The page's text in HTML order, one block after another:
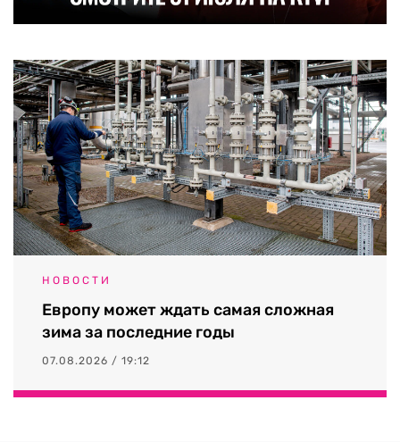
НОВОСТИ
Европу может ждать самая сложная
зима за последние годы
07.08.2026 / 19:12